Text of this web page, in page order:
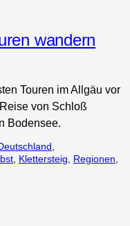
wandern
Touren im Allgäu vor
von Schloß
Bodensee.
Klettersteig Regionen